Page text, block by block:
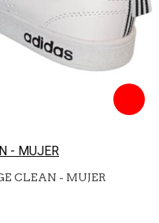
- MUJER
CLEAN - MUJER